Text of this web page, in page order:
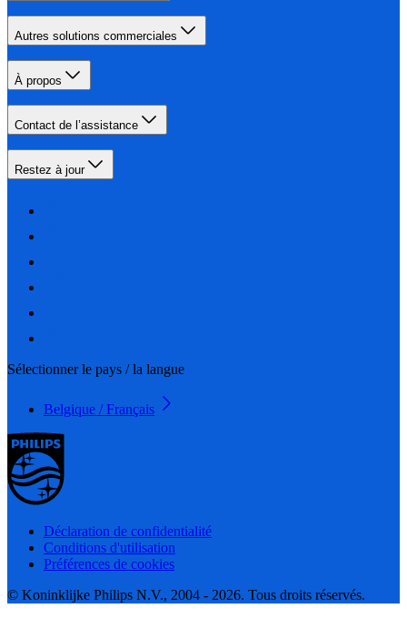
Autres solutions commerciales
À propos
Contact de l’assistance
Restez à jour
Sélectionner le pays / la langue
Belgique / Français
Déclaration de confidentialité
Conditions d'utilisation
Préférences de cookies
© Koninklijke Philips N.V., 2004 - 2026. Tous droits réservés.